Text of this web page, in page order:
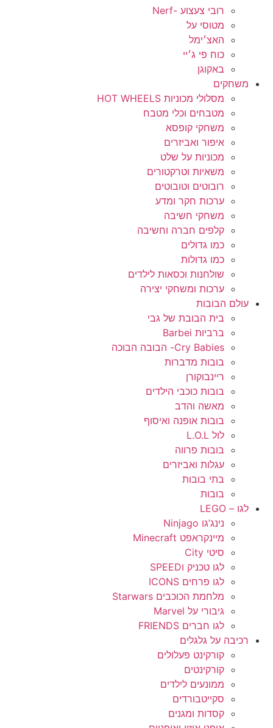
רובי צעצוע -Nerf
מטוסי על
האצ׳ימל
כוח פי ג׳יי
באקוגן
משחקים
מסלולי מכוניות HOT WHEELS
מטבחים וכלי מטבח
משחקי קופסא
איפור ואביזרים
מכוניות על שלט
משאיות וטרקטורים
רובוטים וטובוטים
ערכות חקר ומדע
משחקי חשיבה
קלפים חברה וחשיבה
כמו גדולים
כמו גדולות
שולחנות וכסאות לילדים
ערכות ומשחקי יצירה
עולם הבובות
בית הבובת של גבי
ברביות Barbei
Cry Babies- הבובה הבוכה
בובות מדברות
ריינבוקורן
בובות כוכבי הילדים
מאשה והדב
בובות אופנה ואיסוף
לול L.O.L
בובות פרווה
עגלות ואביזרים
בתי בובות
בובות
לגו – LEGO
נינג’גו Ninjago
מיינקראפט Minecraft
סיטי City
לגו טכניק וSPEED
לגו פרחים ICONS
מלחמת הכוכבים Starwars
גיבורי על Marvel
לגו חברים FRIENDS
רכיבה על גלגלים
קורקינט פעלולים
קורקינטים
ממונעים לילדים
סקייטבורדים
קסדות ומגנים